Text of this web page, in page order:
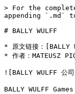
> For the
appending `.md`
# BALLY WULFF
* 原文链接：
* 作者：MATEUSZ
![BALLY WULFF 公
BALLY WULFF